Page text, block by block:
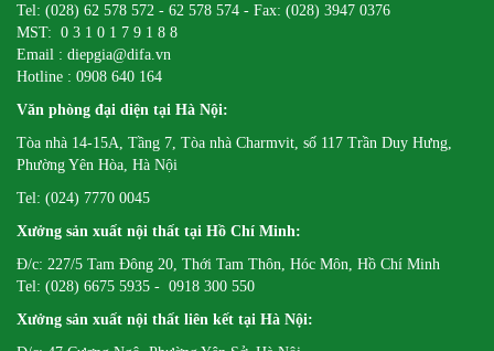
Tel: (028) 62 578 572 - 62 578 574 - Fax: (028) 3947 0376
MST: 0 3 1 0 1 7 9 1 8 8
Email : diepgia@difa.vn
Hotline : 0908 640 164
Văn phòng đại diện tại Hà Nội:
Tòa nhà 14-15A, Tầng 7, Tòa nhà Charmvit, số 117 Trần Duy Hưng,
Phường Yên Hòa, Hà Nội
Tel: (024) 7770 0045
Xưởng sản xuất nội thất tại Hồ Chí Minh:
Đ/c: 227/5 Tam Đông 20, Thới Tam Thôn, Hóc Môn, Hồ Chí Minh
Tel: (028) 6675 5935 - 0918 300 550
Xưởng sản xuất nội thất liên kết tại Hà Nội: